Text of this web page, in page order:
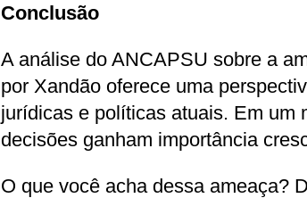
Conclusão
A análise do ANCAPSU sobre a
por Xandão oferece uma
jurídicas e políticas atuais. Em um
decisões ganham importância
O que você acha dessa ameaça?